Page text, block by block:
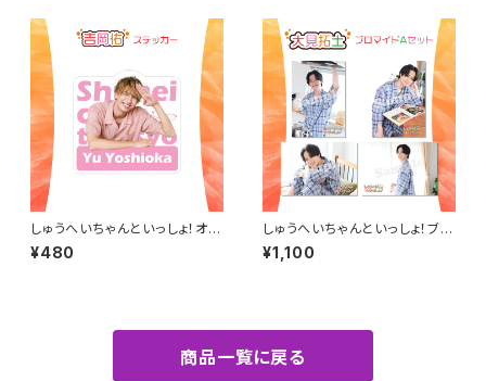
しゅうへいちゃんといっしょ！オリ
ジナルステッカー（吉岡佑）
¥480
しゅうへいちゃんといっしょ！ブロ
マイドA（大見拓土）
¥1,100
商品一覧に戻る